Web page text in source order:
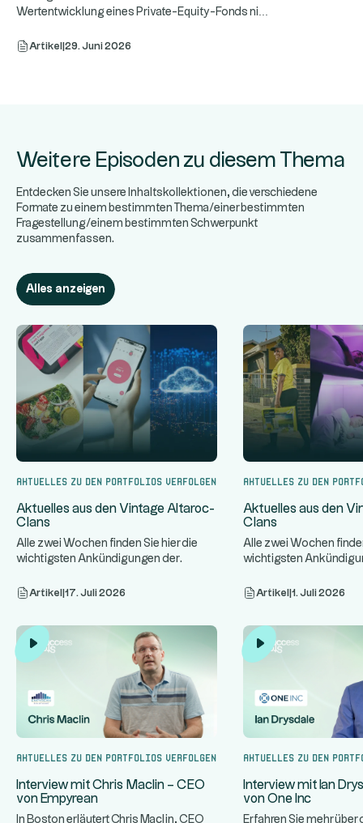
Wertentwicklung eines Private-Equity-Fonds ni
Artikel 29. Juni 2026
Weitere Episoden zu diesem Thema
Entdecken Sie unsere Inhaltskollektionen, die verschiedene
Formate zu einem bestimmten Thema/einer bestimmten
Fragestellung/einem bestimmten Schwerpunkt
zusammenfassen.
Alles anzeigen
Aktuelles zu den Portfolios verfolgen
Aktuelles aus den Vintage Altaroc-
Clans
Alle zwei Wochen finden Sie hier die
wichtigsten Ankündigungen der
Artikel 17. Juli 2026
Aktuelles zu den
Aktuelles aus den
Clans
Alle zwei Wochen
wichtigsten
Artikel 1. Juli 2026
Aktuelles zu den Portfolios verfolgen
Interview mit Chris Maclin – CEO
von Empyrean
In Boston erläutert Chris Maclin, CEO
Aktuelles zu den
Interview mit Ian
von One Inc
Erfahren Sie mehr